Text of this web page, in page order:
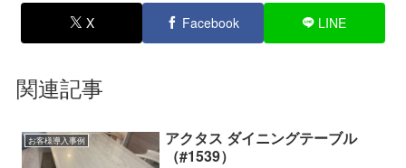
X Facebook LINE
関連記事
お客様導入事例
アクタス ダイニングテーブル
（#1539）